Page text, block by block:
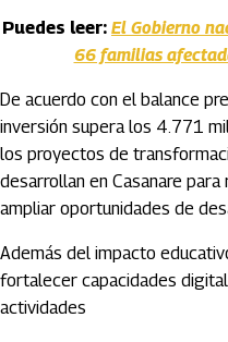
Puedes leer: El Gobierno
66 familias
De acuerdo con el balance
inversión supera los 4.771
los proyectos de
desarrollan en Casanare
ampliar oportunidades de
Además del impacto
fortalecer capacidades
actividades